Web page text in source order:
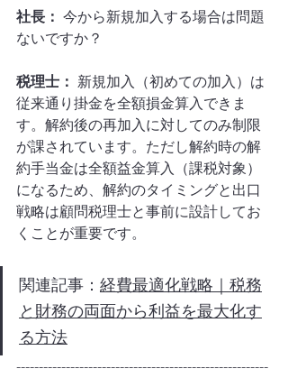
社長： 今から新規加入する場合は問題
ないですか？
税理士： 新規加入（初めての加入）は
従来通り掛金を全額損金算入できま
す。解約後の再加入に対してのみ制限
が課されています。ただし解約時の解
約手当金は全額益金算入（課税対象）
になるため、解約のタイミングと出口
戦略は顧問税理士と事前に設計してお
くことが重要です。
関連記事： 経費最適化戦略｜税務
と財務の両面から利益を最大化す
る方法
--------------------------------------------------------